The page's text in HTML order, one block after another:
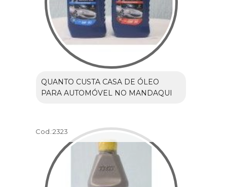
QUANTO CUSTA CASA DE ÓLEO
PARA AUTOMÓVEL NO MANDAQUI
Cod.:2323